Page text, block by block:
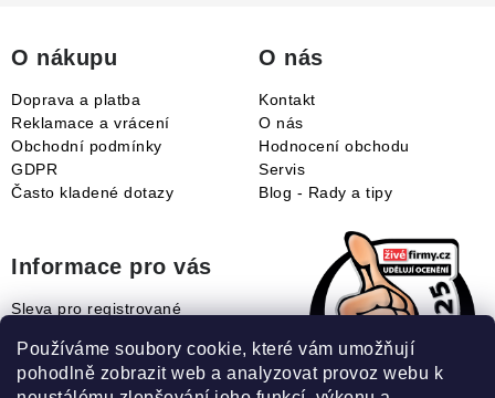
Používáme soubory cookie, které vám umožňují
pohodlně zobrazit web a analyzovat provoz webu k
O nákupu
Doprava a platba
Reklamace a vrácení
Obchodní podmínky
GDPR
Často kladené dotazy
O nás
Kontakt
O nás
Hodnocení obchodu
Servis
Blog - Rady a tipy
Informace pro vás
Sleva pro registrované
Jak uplatnit slevový kupón?
Jak nakupovat?